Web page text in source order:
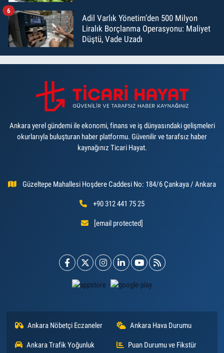
Adil Varlık Yönetim’den 500 Milyon
Liralık Borçlanma Operasyonu: Maliyet
Düştü, Vade Uzadı
6
Ankara yerel gündemi ile ekonomi, finans ve iş dünyasındaki gelişmeleri
okurlarıyla buluşturan haber platformu. Güvenilir ve tarafsız haber
kaynağınız Ticari Hayat.
Güzeltepe Mahallesi Hoşdere Caddesi No: 184/6 Çankaya / Ankara
+90 312 441 75 25
[email protected]
Ankara Nöbetçi Eczaneler Ankara Hava Durumu
Ankara Trafik Yoğunluk
Puan Durumu ve Fikstür